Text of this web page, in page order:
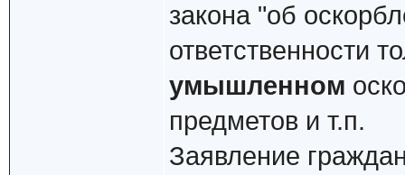
закона "об
ответственности
умышленном
предметов и т.п.
Заявление